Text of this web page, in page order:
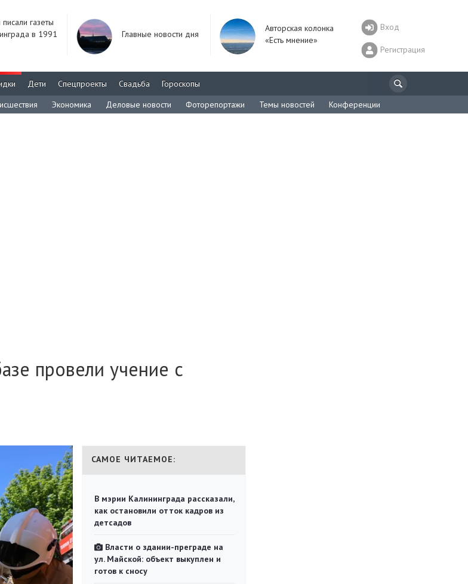
газеты
в 1991
Главные новости дня
Авторская колонка
«Есть мнение»
Вход
Регистрация
Дети Спецпроекты Свадьба
Гороскопы
Экономика Деловые новости Фоторепортажи Темы новостей Конференции
провели учение с
САМОЕ ЧИТАЕМОЕ:
В мэрии Калининграда рассказали,
как остановили отток кадров из
детсадов
Власти о здании-преграде на
ул. Майской: объект выкуплен и
готов к сносу